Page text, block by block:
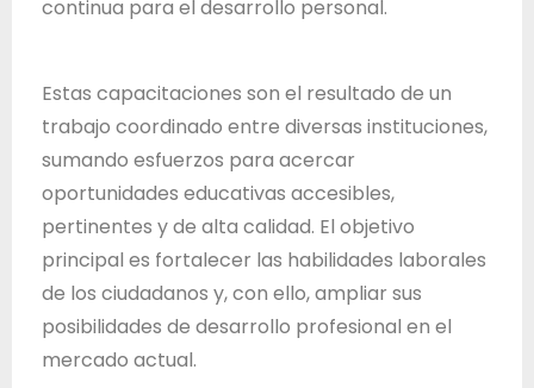
c
continua para el desarrollo personal.
Estas capacitaciones son el resultado de un
trabajo coordinado entre diversas instituciones,
sumando esfuerzos para acercar
oportunidades educativas accesibles,
pertinentes y de alta calidad. El objetivo
principal es fortalecer las habilidades laborales
de los ciudadanos y, con ello, ampliar sus
posibilidades de desarrollo profesional en el
mercado actual.